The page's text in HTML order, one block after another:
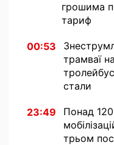
грошима
тариф
00:53
трамваї
стали
23:49
Понад
трьом